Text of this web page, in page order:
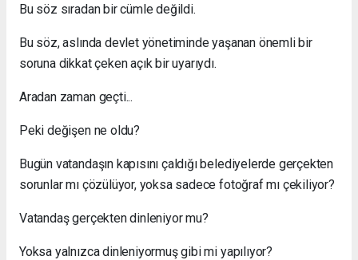
Bu söz sıradan bir cümle değildi.
Bu söz, aslında devlet yönetiminde yaşanan önemli bir
soruna dikkat çeken açık bir uyarıydı.
Aradan zaman geçti...
Peki değişen ne oldu?
Bugün vatandaşın kapısını çaldığı belediyelerde gerçekten
sorunlar mı çözülüyor, yoksa sadece fotoğraf mı çekiliyor?
Vatandaş gerçekten dinleniyor mu?
Yoksa yalnızca dinleniyormuş gibi mi yapılıyor?